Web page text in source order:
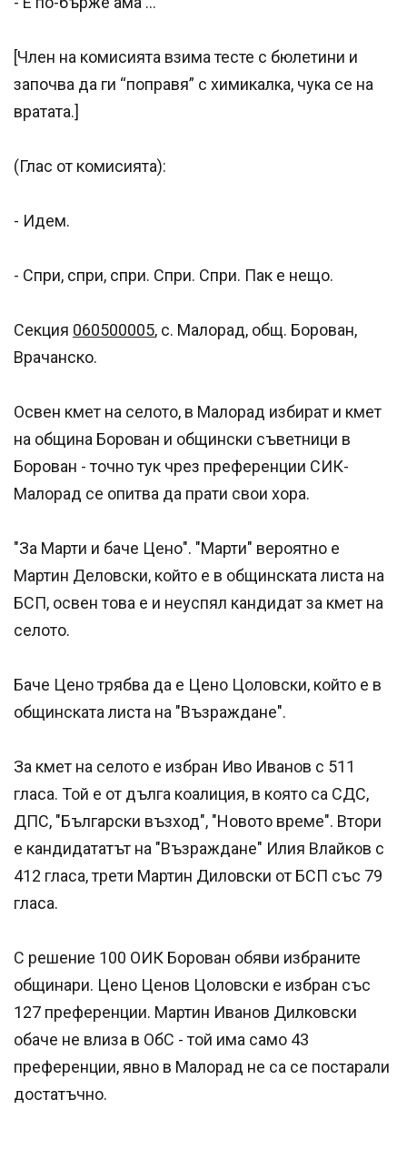
[Член на комисията взима тесте с бюлетини и
започва да ги “поправя” с химикалка, чука се на
вратата.]
(Глас от комисията):
- Идем.
- Спри, спри, спри. Спри. Спри. Пак е нещо.
Секция 060500005, с. Малорад, общ. Борован,
Врачанско.
Освен кмет на селото, в Малорад избират и кмет
на община Борован и общински съветници в
Борован - точно тук чрез преференции СИК-
Малорад се опитва да прати свои хора.
"За Марти и баче Цено". "Марти" вероятно е
Мартин Деловски, който е в общинската листа на
БСП, освен това е и неуспял кандидат за кмет на
селото.
Баче Цено трябва да е Цено Цоловски, който е в
общинската листа на "Възраждане".
За кмет на селото е избран Иво Иванов с 511
гласа. Той е от дълга коалиция, в която са СДС,
ДПС, "Български възход", "Новото време". Втори
е кандидататът на "Възраждане" Илия Влайков с
412 гласа, трети Мартин Диловски от БСП със 79
гласа.
С решение 100 ОИК Борован обяви избраните
общинари. Цено Ценов Цоловски е избран със
127 преференции. Мартин Иванов Дилковски
обаче не влиза в ОбС - той има само 43
преференции, явно в Малорад не са се постарали
достатъчно.